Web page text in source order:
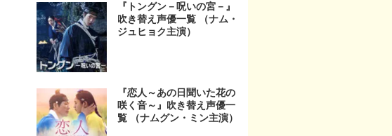
『トングン－呪いの宮－』
吹き替え声優一覧 （ナム・
ジュヒョク主演）
『恋人～あの日聞いた花の
咲く音～』吹き替え声優一
覧 （ナムグン・ミン主演）